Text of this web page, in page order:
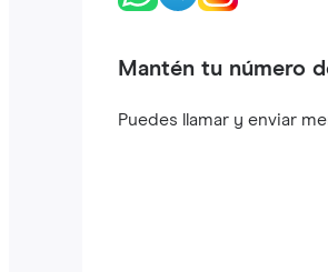
Mantén tu número
Puedes llamar y enviar